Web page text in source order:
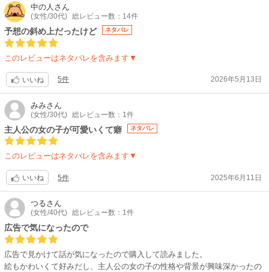
冤罪ありの真犯人とかね、実際にたくさんあるんだろうなーと改めて思っ
た。
誰かを庇ってのお務めとかね、事実数多あるんだね。
平和に暮らしてる中に、衝撃の現実を前に、悪にもなれる善人。
怖い、なるべくなら穏やかに過ごしたいが、家族を殺されたら、そんなこ
中の人 さん
(女性/30代) 総レビュー数：14件
予想の斜め上だったけど ネタバレ
このレビューはネタバレを含みます▼
いいね 5件 2026年5月13日
みみさん
(女性/30代) 総レビュー数：1件
主人公の女の子が可愛いくて癖 ネタバレ
このレビューはネタバレを含みます▼
いいね 5件 2025年6月11日
つるさん
(女性/40代) 総レビュー数：1件
広告で気になったので
広告で見かけて話が気になったので購入して読みました。
絵もかわいくて好みだし、主人公の女の子の性格や背景が興味深かったの